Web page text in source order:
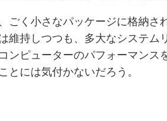
ごく小さなパッケージに格納さ
維持しつつも、多大なシステム
ンピューターのパフォーマンス
とには気付かないだろう。